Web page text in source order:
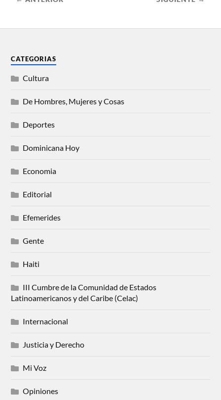
CATEGORIAS
Cultura
De Hombres, Mujeres y Cosas
Deportes
Dominicana Hoy
Economia
Editorial
Efemerides
Gente
Haiti
III Cumbre de la Comunidad de Estados
Latinoamericanos y del Caribe (Celac)
Internacional
Justicia y Derecho
Mi Voz
Opiniones